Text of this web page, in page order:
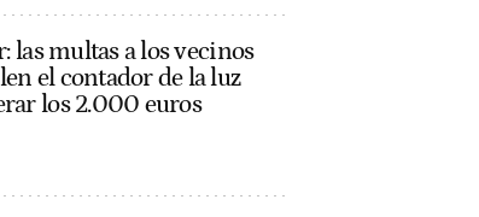
las multas a los vecinos
el contador de la luz
los 2.000 euros